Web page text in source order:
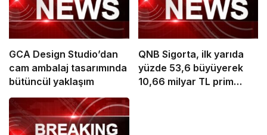
GCA Design Studio’dan
cam ambalaj tasarımında
bütüncül yaklaşım
QNB Sigorta, ilk yarıda
yüzde 53,6 büyüyerek
10,66 milyar TL prim